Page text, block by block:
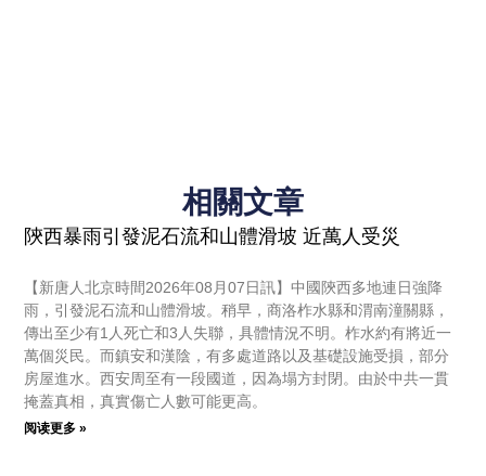
相關文章
陝西暴雨引發泥石流和山體滑坡 近萬人受災
【新唐人北京時間2026年08月07日訊】中國陝西多地連日強降
雨，引發泥石流和山體滑坡。稍早，商洛柞水縣和渭南潼關縣，
傳出至少有1人死亡和3人失聯，具體情況不明。柞水約有將近一
萬個災民。而鎮安和漢陰，有多處道路以及基礎設施受損，部分
房屋進水。西安周至有一段國道，因為塌方封閉。由於中共一貫
掩蓋真相，真實傷亡人數可能更高。
阅读更多 »